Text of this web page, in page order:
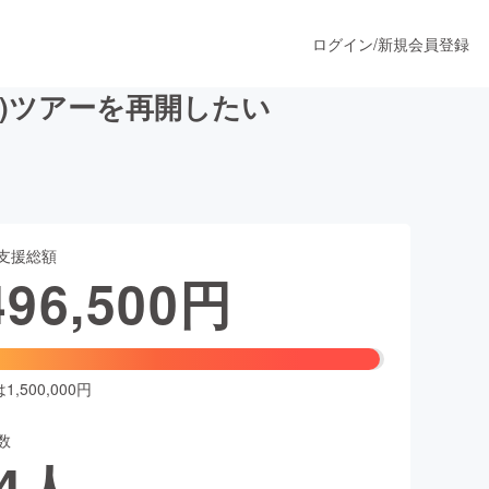
ファッション
ログイン/新規会員登録
アーを再開したい
援総額
円
1,500,000円